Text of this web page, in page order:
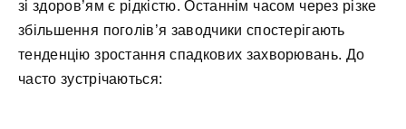
зі здоров’ям є рідкістю. Останнім часом через різке
збільшення поголів’я заводчики спостерігають
тенденцію зростання спадкових захворювань. До
часто зустрічаються: